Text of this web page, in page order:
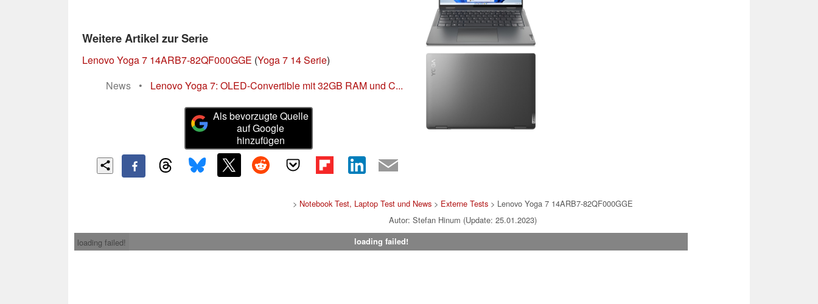
Weitere Artikel zur Serie
Lenovo Yoga 7 14ARB7-82QF000GGE (Yoga 7 14 Serie)
News
• Lenovo Yoga 7: OLED-Convertible mit 32GB RAM und C...
Als bevorzugte Quelle
auf Google
hinzufügen
> Notebook Test, Laptop Test und News> Externe Tests> Lenovo Yoga 7 14ARB7-82QF000GGE
Autor: Stefan Hinum (Update: 25.01.2023)
loading failed!
loading failed!